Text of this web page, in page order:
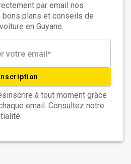
par email nos
bons plans et conseils de
en Guyane.
Inscription
à tout moment grâce
email. Consultez notre